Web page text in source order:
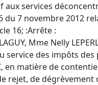
aux services
du 7 novembre 2012
16; :Arrête :
Mme Nelly
service des impôts
en matière de
rejet, de